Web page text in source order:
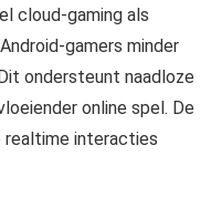
cloud-gaming als
gamers minder
ondersteunt naadloze
online spel. De
realtime interacties